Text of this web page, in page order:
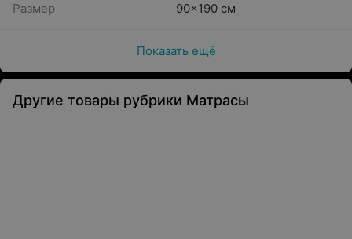
Размер
90x190 см
Показать ещё
Другие товары рубрики Матрасы